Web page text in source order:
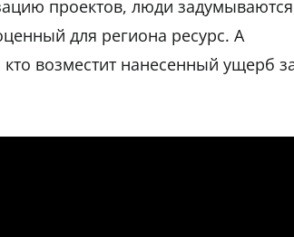
проектов, люди
для региона ресурс. А
возместит нанесенный ущерб